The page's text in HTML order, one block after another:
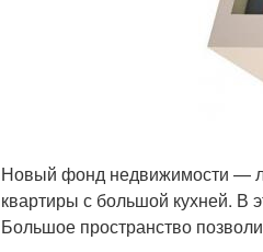
Новый фонд недвижимости —
квартиры с большой кухней. В
Большое пространство